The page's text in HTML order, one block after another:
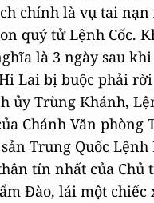
chính là vụ tai nạn
quý tử Lệnh Cốc.
là 3 ngày sau
Lai bị buộc phải
ủy Trùng Khánh,
Chánh Văn phòng
Trung Quốc Lệnh
tín nhất của Chủ
Đào, lái một chiếc